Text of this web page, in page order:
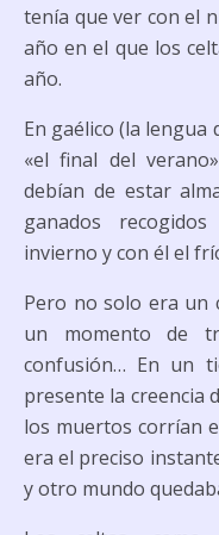
tenía que ver con el
año en el que los
año.
En gaélico (la lengua
«el final del
debían de estar
ganados
invierno y con él el
Pero no solo era un
un momento de
confusión… En un
presente la creencia
los muertos corrían
era el preciso
y otro mundo